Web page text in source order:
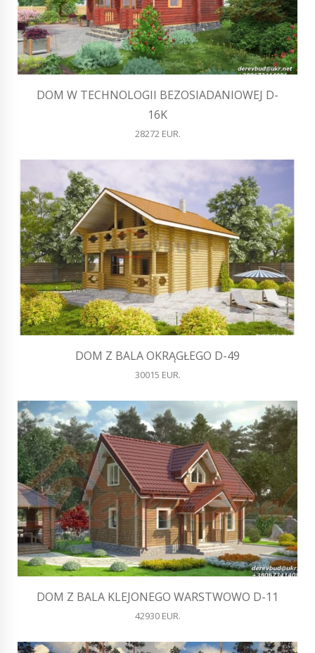
DOM W TECHNOLOGII BEZOSIADANIOWEJ D-
16K
28272 EUR.
DOM Z BALA OKRĄGŁEGO D-49
30015 EUR.
DOM Z BALA KLEJONEGO WARSTWOWO D-11
42930 EUR.